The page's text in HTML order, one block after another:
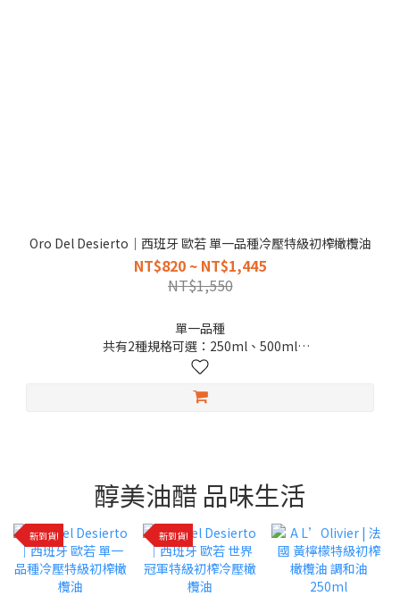
Oro Del Desierto｜西班牙 歐若 單一品種冷壓特級初榨橄欖油
NT$820 ~ NT$1,445
NT$1,550
單一品種
共有2種規格可選：250ml、500ml
2026.12.31
🤩喜歡橄欖油濃郁草香與橄欖油特殊辛辣口感的你，一定要試試
醇美油醋 品味生活
新到貨! 新到貨!